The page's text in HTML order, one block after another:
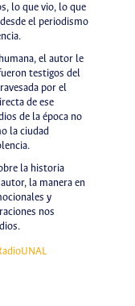
lo que vio, lo que
el periodismo
el autor le
testigos del
por el
de ese
de la época no
la ciudad
la historia
la manera en
y
nos